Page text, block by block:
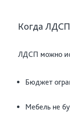
Когда
ЛДСП можно
Бюджет
Мебель не